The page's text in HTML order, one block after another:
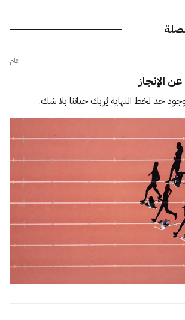
عام
الإنجاز
حد لخط النهاية يُربك حياتنا بلا شك.